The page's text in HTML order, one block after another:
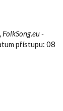
FolkSong.eu -
přístupu: 08